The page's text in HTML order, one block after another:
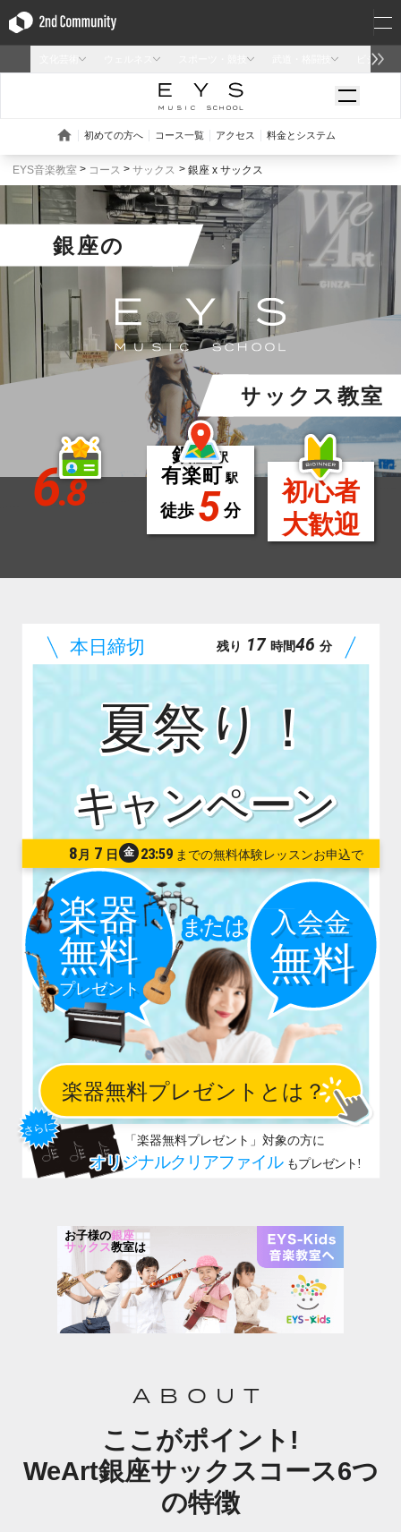
EYS音楽教室 コース サックス 銀座 x サックス
銀座の
サックス教室
6.8
銀座駅
有楽町 駅
徒歩 5分
初心者
大歓迎
夏祭り！
8 月 7 日 金23:59
残り 17 時間46 分
お子様の銀座
サックス教室は
ABOUT
ここがポイント!
WeArt銀座サックスコース6つ
の特徴